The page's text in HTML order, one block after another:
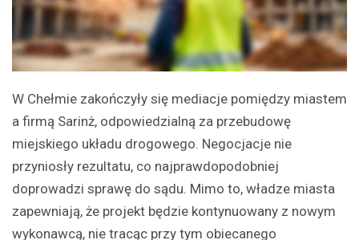
W Chełmie zakończyły się mediacje pomiędzy miastem
a firmą Sarinż, odpowiedzialną za przebudowę
miejskiego układu drogowego. Negocjacje nie
przyniosły rezultatu, co najprawdopodobniej
doprowadzi sprawę do sądu. Mimo to, władze miasta
zapewniają, że projekt będzie kontynuowany z nowym
wykonawcą, nie tracąc przy tym obiecanego